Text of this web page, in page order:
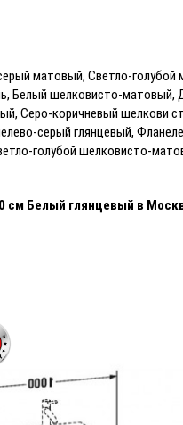
матовый, Светло-
Белый шелковисто-
Серо-коричневый шелкови
серый глянцевый,
голубой шелковисто-
см Белый глянцевый в